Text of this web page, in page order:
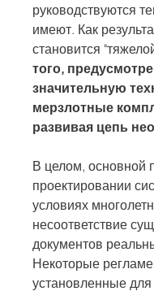
руководствуются
имеют. Как
становится
того,
значительную
мерзлотные
развивая цепь
В целом, основной
проектировании
условиях
несоответствие
документов
Некоторые
установленные для